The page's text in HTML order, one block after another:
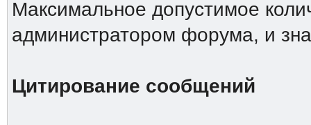
Максимальное допустимое
администратором форума, и
Цитирование сообщений